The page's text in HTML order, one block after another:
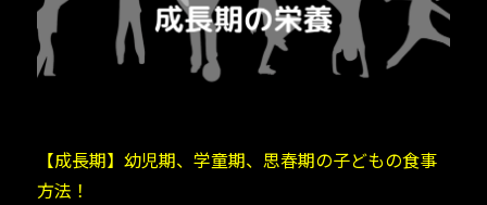
【成長期】幼児期、学童期、思春期の子どもの食事
方法！